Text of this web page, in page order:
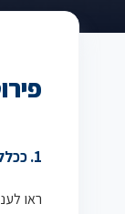
1. ככלל, מעסיק אינו רשאי לכפות שינוי חד צדדי דרסטי על העובד.
ראו